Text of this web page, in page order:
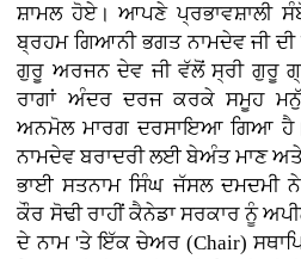
ਸ਼ਾਮਲ ਹੋਏ। ਆਪਣੇ ਪ੍ਰਭਾਵਸ਼ਾਲੀ
ਬ੍ਰਹਮ ਗਿਆਨੀ ਭਗਤ ਨਾਮਦੇਵ ਜੀ ਦੀ
ਗੁਰੂ ਅਰਜਨ ਦੇਵ ਜੀ ਵੱਲੋਂ ਸ੍ਰੀ ਗੁਰੂ
ਰਾਗਾਂ ਅੰਦਰ ਦਰਜ ਕਰਕੇ ਸਮੂਹ
ਅਨਮੋਲ ਮਾਰਗ ਦਰਸਾਇਆ ਗਿਆ ਹੈ।
ਨਾਮਦੇਵ ਬਰਾਦਰੀ ਲਈ ਬੇਅੰਤ ਮਾਣ
ਭਾਈ ਸਤਨਾਮ ਸਿੰਘ ਜੱਸਲ ਦਮਦਮੀ
ਕੌਰ ਸੋਢੀ ਰਾਹੀਂ ਕੈਨੇਡਾ ਸਰਕਾਰ ਨੂੰ
ਦੇ ਨਾਮ 'ਤੇ ਇੱਕ ਚੇਅਰ (Chair)